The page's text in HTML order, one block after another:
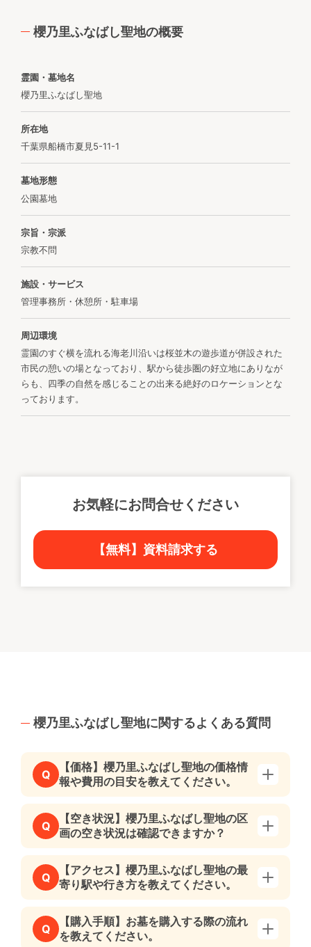
櫻乃里ふなばし聖地の概要
霊園・墓地名
櫻乃里ふなばし聖地
所在地
千葉県船橋市夏見5-11-1
墓地形態
公園墓地
宗旨・宗派
宗教不問
施設・サービス
管理事務所・休憩所・駐車場
周辺環境
霊園のすぐ横を流れる海老川沿いは桜並木の遊歩道が併設された
市民の憩いの場となっており、駅から徒歩圏の好立地にありなが
らも、四季の自然を感じることの出来る絶好のロケーションとな
っております。
お気軽にお問合せください
【無料】資料請求する
櫻乃里ふなばし聖地に関するよくある質問
Q
【価格】櫻乃里ふなばし聖地の価格情
報や費用の目安を教えてください。
Q
【空き状況】櫻乃里ふなばし聖地の区
画の空き状況は確認できますか？
Q
【アクセス】櫻乃里ふなばし聖地の最
寄り駅や行き方を教えてください。
Q
【購入手順】お墓を購入する際の流れ
を教えてください。